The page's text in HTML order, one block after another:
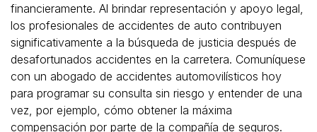
financieramente. Al brindar representación y apoyo legal,
los profesionales de accidentes de auto contribuyen
significativamente a la búsqueda de justicia después de
desafortunados accidentes en la carretera. Comuníquese
con un abogado de accidentes automovilísticos hoy
para programar su consulta sin riesgo y entender de una
vez, por ejemplo, cómo obtener la máxima
compensación por parte de la compañía de seguros.